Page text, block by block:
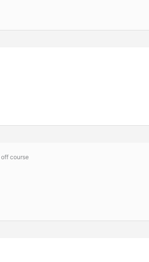
off course